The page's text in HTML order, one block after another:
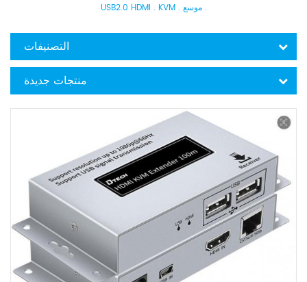
USB2.0 HDMI . KVM . موسع .
التصنيفات
منتجات جديدة